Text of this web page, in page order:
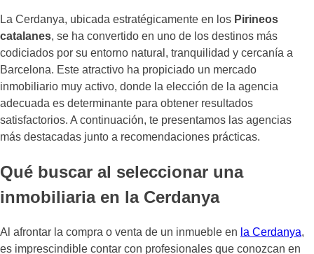
La Cerdanya, ubicada estratégicamente en los Pirineos
catalanes, se ha convertido en uno de los destinos más
codiciados por su entorno natural, tranquilidad y cercanía a
Barcelona. Este atractivo ha propiciado un mercado
inmobiliario muy activo, donde la elección de la agencia
adecuada es determinante para obtener resultados
satisfactorios. A continuación, te presentamos las agencias
más destacadas junto a recomendaciones prácticas.
Qué buscar al seleccionar una
inmobiliaria en la Cerdanya
Al afrontar la compra o venta de un inmueble en la Cerdanya,
es imprescindible contar con profesionales que conozcan en